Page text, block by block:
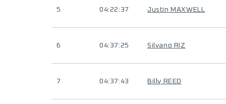
5 04:22:37 Justin MAXWELL
6 04:37:25 Silvano RIZ
7 04:37:43 Billy REED